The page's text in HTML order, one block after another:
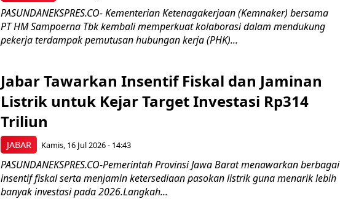
PASUNDANEKSPRES.CO- Kementerian Ketenagakerjaan (Kemnaker) bersama
PT HM Sampoerna Tbk kembali memperkuat kolaborasi dalam mendukung
pekerja terdampak pemutusan hubungan kerja (PHK)...
JABAR
Jabar Tawarkan Insentif Fiskal dan Jaminan
Listrik untuk Kejar Target Investasi Rp314
Triliun
Kamis, 16 Jul 2026 - 14:43
PASUNDANEKSPRES.CO-Pemerintah Provinsi Jawa Barat menawarkan berbagai
insentif fiskal serta menjamin ketersediaan pasokan listrik guna menarik lebih
banyak investasi pada 2026.Langkah...